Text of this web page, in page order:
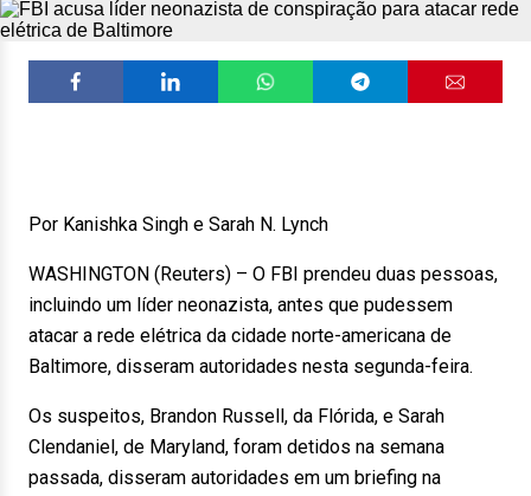
Por Kanishka Singh e Sarah N. Lynch
WASHINGTON (Reuters) – O FBI prendeu duas pessoas,
incluindo um líder neonazista, antes que pudessem
atacar a rede elétrica da cidade norte-americana de
Baltimore, disseram autoridades nesta segunda-feira.
Os suspeitos, Brandon Russell, da Flórida, e Sarah
Clendaniel, de Maryland, foram detidos na semana
passada, disseram autoridades em um briefing na